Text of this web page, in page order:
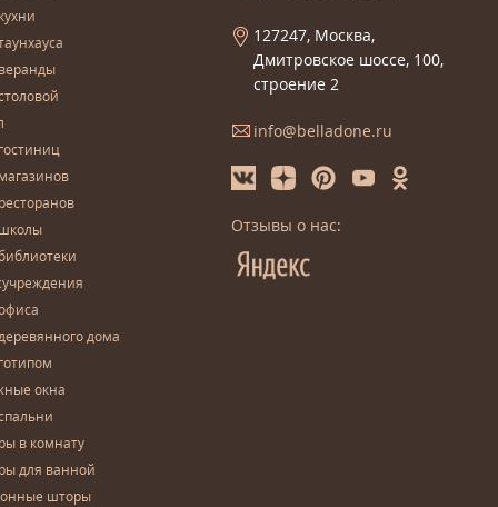
дома
окна
в комнату
для ванной
шторы
127247, Москва,
Дмитровское шоссе, 100,
строение 2
info@belladone.ru
Отзывы о нас: